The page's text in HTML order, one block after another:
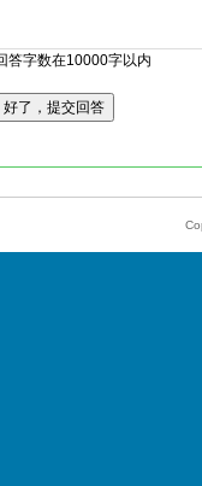
答字数在10000字以内